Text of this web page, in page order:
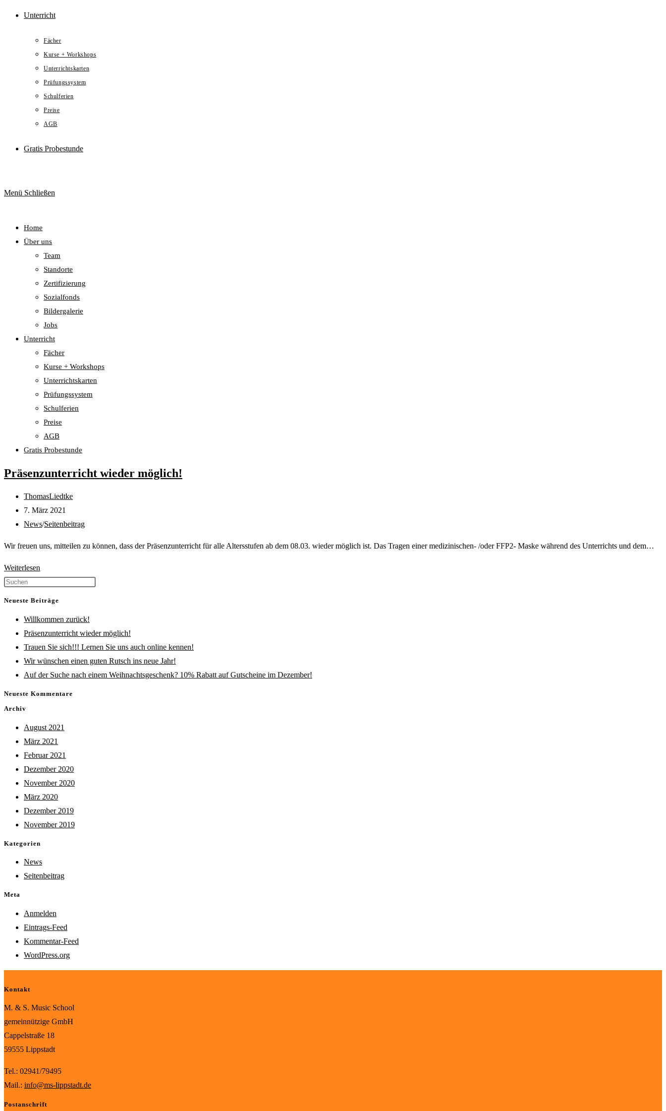
Unterricht
Fächer
Kurse + Workshops
Unterrichtskarten
Prüfungssystem
Schulferien
Preise
AGB
Gratis Probestunde
Menü Schließen
Home
Über uns
Team
Standorte
Zertifizierung
Sozialfonds
Bildergalerie
Jobs
Unterricht
Fächer
Kurse + Workshops
Unterrichtskarten
Prüfungssystem
Schulferien
Preise
AGB
Gratis Probestunde
Präsenzunterricht wieder möglich!
Beitrags-
Autor:
ThomasLiedtke
Beitrag
veröffentlicht:
7. März 2021
Beitrags-
News/Seitenbeitrag
Wir freuen uns, mitteilen zu können, dass der Präsenzunterricht für alle Altersstufen ab dem 08.03. wieder möglich ist. Das Tragen einer medizinischen- /oder FFP2- Maske während des Unterrichts und dem…
Weiterlesen
the
search
panel.
Neueste Beiträge
Willkommen zurück!
Präsenzunterricht wieder möglich!
Trauen Sie sich!!! Lernen Sie uns auch online kennen!
Wir wünschen einen guten Rutsch ins neue Jahr!
Auf der Suche nach einem Weihnachtsgeschenk? 10% Rabatt auf Gutscheine im Dezember!
Neueste Kommentare
Archiv
August 2021
März 2021
Februar 2021
Dezember 2020
November 2020
März 2020
Dezember 2019
November 2019
Kategorien
News
Seitenbeitrag
Meta
Anmelden
Eintrags-Feed
Kommentar-Feed
WordPress.org
Kontakt
M. & S. Music School
gemeinnützige GmbH
Cappelstraße 18
59555 Lippstadt
Tel.: 02941/79495
Mail.: info@ms-lippstadt.de
Postanschrift